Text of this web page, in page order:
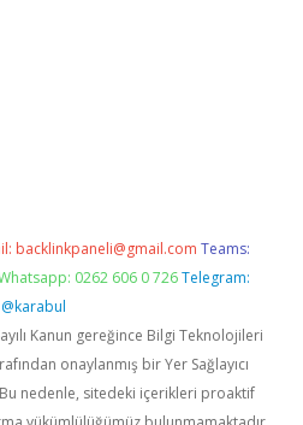
backlinkpaneli@gmail.com Teams:
0262 606 0 726 Telegram:
@karabul
Kanun gereğince Bilgi Teknolojileri
onaylanmış bir Yer Sağlayıcı
nedenle, sitedeki içerikleri proaktif